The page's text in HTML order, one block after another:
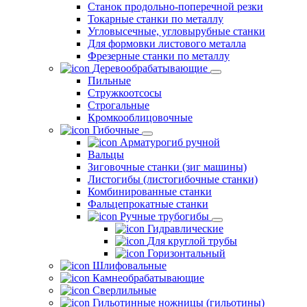
Станок продольно-поперечной резки
Токарные станки по металлу
Угловысечные, угловырубные станки
Для формовки листового металла
Фрезерные станки по металлу
Деревообрабатывающие
Пильные
Стружкоотсосы
Строгальные
Кромкооблицовочные
Гибочные
Арматурогиб ручной
Вальцы
Зиговочные станки (зиг машины)
Листогибы (листогибочные станки)
Комбинированные станки
Фальцепрокатные станки
Ручные трубогибы
Гидравлические
Для круглой трубы
Горизонтальный
Шлифовальные
Камнеобрабатывающие
Сверлильные
Гильотинные ножницы (гильотины)